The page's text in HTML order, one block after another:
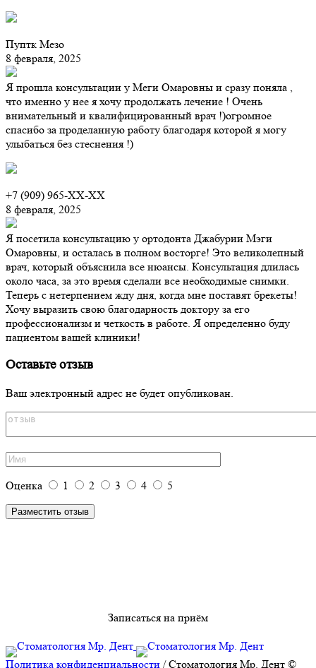
Пуптк Мезо
8 февраля, 2025
Я прошла консультации у Меги Омаровны и сразу поняла ,
что именно у нее я хочу продолжать лечение ! Очень
внимательный и квалифицированный врач !)огромное
спасибо за проделанную работу благодаря которой я могу
улыбаться без стеснения !)
+7 (909) 965-XX-XX
8 февраля, 2025
Я посетила консультацию у ортодонта Джабурии Мэги
Омаровны, и осталась в полном восторге! Это великолепный
врач, который объяснила все нюансы. Консультация длилась
около часа, за это время сделали все необходимые снимки.
Теперь с нетерпением жду дня, когда мне поставят брекеты!
Хочу выразить свою благодарность доктору за его
профессионализм и четкость в работе. Я определенно буду
пациентом вашей клиники!
Оставьте отзыв
Ваш электронный адрес не будет опубликован.
Оценка 1 2 3 4 5
Записаться на приём
Политика конфиденциальности / Стоматология Мр. Дент ©